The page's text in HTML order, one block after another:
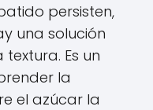
persisten,
una solución
Es un
la
el azúcar la